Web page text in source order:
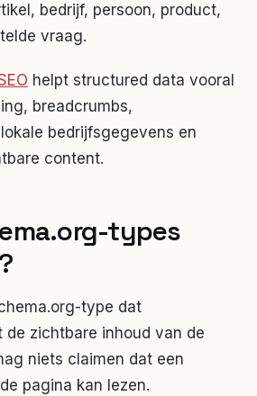
bedrijf, persoon, product,
vraag.
helpt structured data vooral
breadcrumbs,
bedrijfsgegevens en
content.
types
type dat
de zichtbare inhoud van de
niets claimen dat een
pagina kan lezen.